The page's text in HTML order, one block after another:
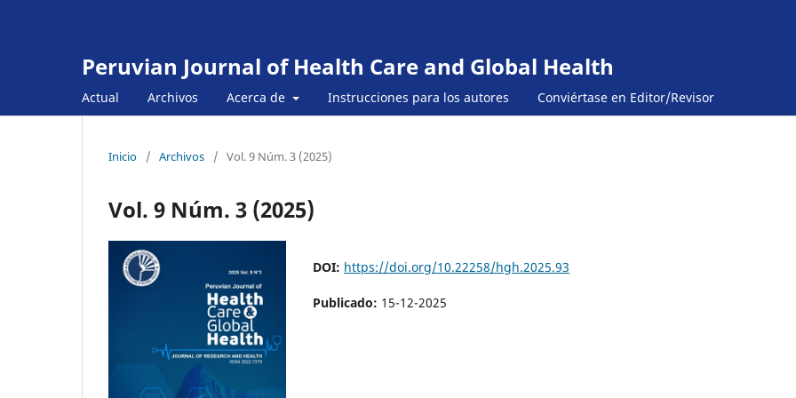
Peruvian Journal of Health Care and Global Health
Actual Archivos Acerca de Instrucciones para los autores Conviértase en Editor/Revisor
Inicio / Archivos / Vol. 9 Núm. 3 (2025)
Vol. 9 Núm. 3 (2025)
DOI: https://doi.org/10.22258/hgh.2025.93
Publicado: 15-12-2025